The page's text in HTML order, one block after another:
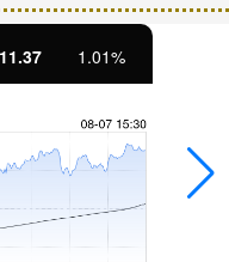
11.37 1.01%